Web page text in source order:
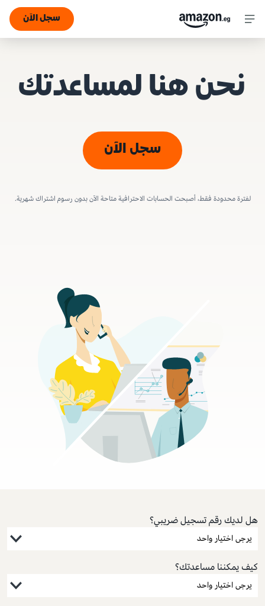
سجل الآن
نحن هنا لمساعدتك
سجل الآن
لفترة محدودة فقط، أصبحت الحسابات الاحترافية متاحة الآن بدون رسوم اشتراك شهرية.
هل لديك رقم تسجيل ضريبي؟
كيف يمكننا مساعدتك؟